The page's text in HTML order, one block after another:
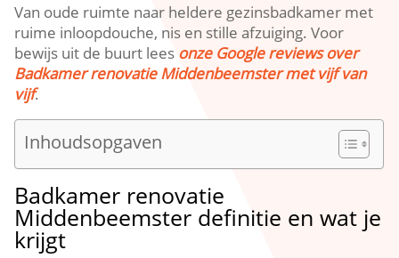
Van oude ruimte naar heldere gezinsbadkamer met
ruime inloopdouche, nis en stille afzuiging.​ Voor
bewijs uit de buurt lees onze Google reviews over
Badkamer renovatie Middenbeemster met vijf van
vijf.​
Inhoudsopgaven
Badkamer renovatie
Middenbeemster definitie en wat je
krijgt